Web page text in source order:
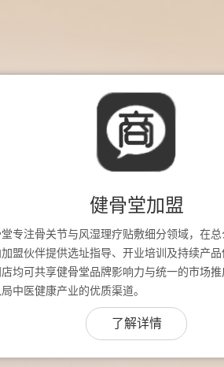
健骨堂加盟
专注骨关节与风湿理疗贴敷细分领域，在
盟伙伴提供选址指导、开业培训及持续产
均可共享健骨堂品牌影响力与统一的市场
中医健康产业的优质渠道。
了解详情